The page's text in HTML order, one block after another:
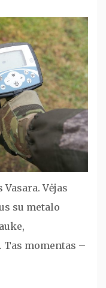
Vėjas
su metalo
momentas –